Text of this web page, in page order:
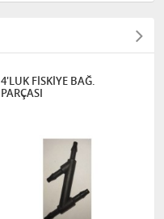
4'LUK FİSKİYE BAĞ.
PARÇASI